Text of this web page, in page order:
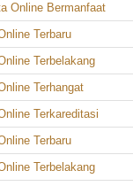
Online Bermanfaat
Terbaru
Terbelakang
Terhangat
Terkareditasi
Terbaru
Terbelakang